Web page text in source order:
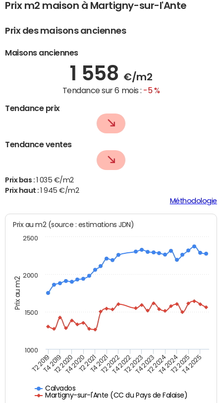
Prix m2 maison à Martigny-sur-l'Ante
Prix des maisons anciennes
Maisons anciennes
1 558 €/m2
Tendance sur 6 mois : -5 %
Tendance prix
Tendance ventes
Prix bas :
1 035 €/m2
Prix haut :
1 945 €/m2
Méthodologie
Prix au m2
Prix au m2 (source : estimations JDN)
Calvados
Martigny-sur-l'Ante (CC du Pays de Falaise)
T2 2019T4 2019T2 2020T4 2020T2 2021T4 2021T2 2022T4 2022T2 2023T4 2023T2 2024T4 2024T2 2025T4 2025
1000
1500
2000
2500